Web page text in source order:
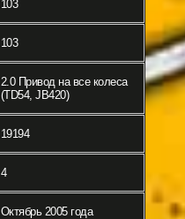
103
103
2.0 Привод на все колеса
(TD54, JB420)
19194
4
Октябрь 2005 года